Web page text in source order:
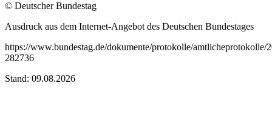
© Deutscher Bundestag
Ausdruck aus dem Internet-Angebot des Deutschen Bundestages
https://www.bundestag.de/dokumente/protokolle/amtlicheprotokolle/
282736
Stand: 09.08.2026